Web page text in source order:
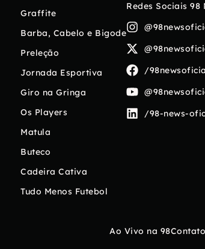
Graffite
Barba, Cabelo e Bigode
Preleção
Jornada Esportiva
Giro na Gringa
Os Players
Matula
Buteco
Cadeira Cativa
Tudo Menos Futebol
Redes Sociais 98
/
/98-news-
Ao Vivo na 98Contato